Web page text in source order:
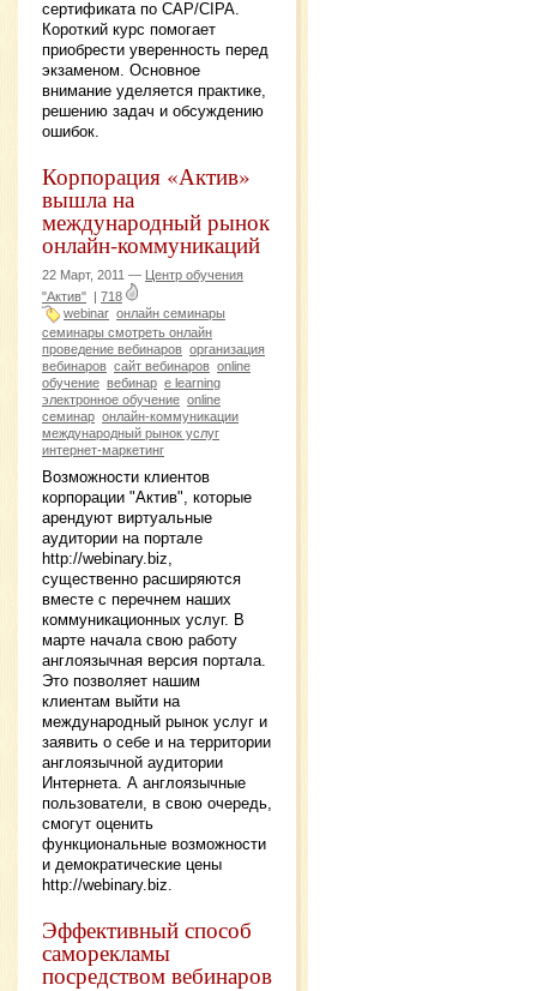
сертификата по CAP/CIPA.
Короткий курс помогает
приобрести уверенность перед
экзаменом. Основное
внимание уделяется практике,
решению задач и обсуждению
ошибок.
Корпорация «Актив»
вышла на
международный рынок
онлайн-коммуникаций
22 Март, 2011 —
Центр обучения
"Актив"
718
webinar онлайн семинары
семинары смотреть онлайн
проведение вебинаров организация
вебинаров сайт вебинаров online
обучение вебинар e learning
электронное обучение online
семинар онлайн-коммуникации
международный рынок услуг
интернет-маркетинг
Возможности клиентов
корпорации "Актив", которые
арендуют виртуальные
аудитории на портале
http://webinary.biz,
существенно расширяются
вместе с перечнем наших
коммуникационных услуг. В
марте начала свою работу
англоязычная версия портала.
Это позволяет нашим
клиентам выйти на
международный рынок услуг и
заявить о себе и на территории
англоязычной аудитории
Интернета. А англоязычные
пользователи, в свою очередь,
смогут оценить
функциональные возможности
и демократические цены
http://webinary.biz.
Эффективный способ
саморекламы
посредством вебинаров